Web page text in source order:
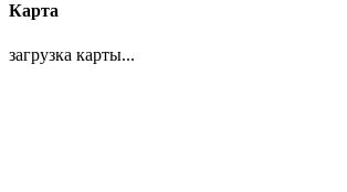
Карта
загрузка карты...